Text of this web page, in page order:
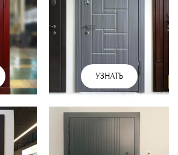
УЗНАТЬ